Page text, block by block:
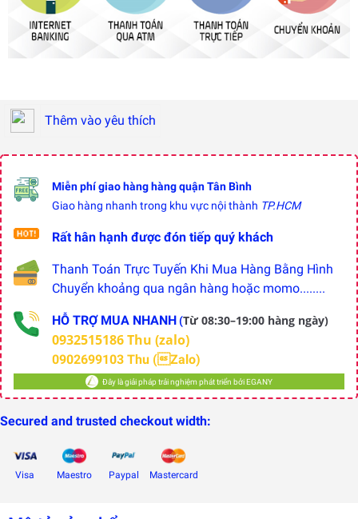
Thêm vào yêu thích
Miễn phí giao hàng hàng quận Tân Bình
Giao hàng nhanh trong khu vực nội thành TP.HCM
Rất hân hạnh được đón tiếp quý khách
Thanh Toán Trực Tuyến Khi Mua Hàng Bằng Hình
Chuyển khoảng qua ngân hàng hoặc momo........
HỖ TRỢ MUA NHANH(Từ 08:30–19:00 hàng ngày)
0932515186 Thu (zalo)
0902699103 Thu (Zalo)
Đây là giải pháp trải nghiệm phát triển bởi EGANY
Secured and trusted checkout width:
Visa Maestro Paypal Mastercard